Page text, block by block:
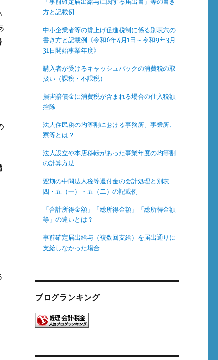
「事前確定届出給与に関する届出書」等の書き
方と記載例
中小企業者等の賃上げ促進税制に係る別表六の
書き方と記載例《令和6年4月1日～令和9年3月
31日開始事業年度》
購入者が受けるキャッシュバックの消費税の取
扱い（課税・不課税）
損害賠償金に消費税が含まれる場合の仕入税額
控除
法人住民税の均等割における事務所、事業所、
寮等とは？
法人設立や本店移転があった事業年度の均等割
の計算方法
翌期の中間法人税等還付金の会計処理と別表
四・五（一）・五（二）の記載例
「合計所得金額」「総所得金額」「総所得金額
等」の違いとは？
事前確定届出給与（複数回支給）を届出通りに
支給しなかった場合
ブログランキング